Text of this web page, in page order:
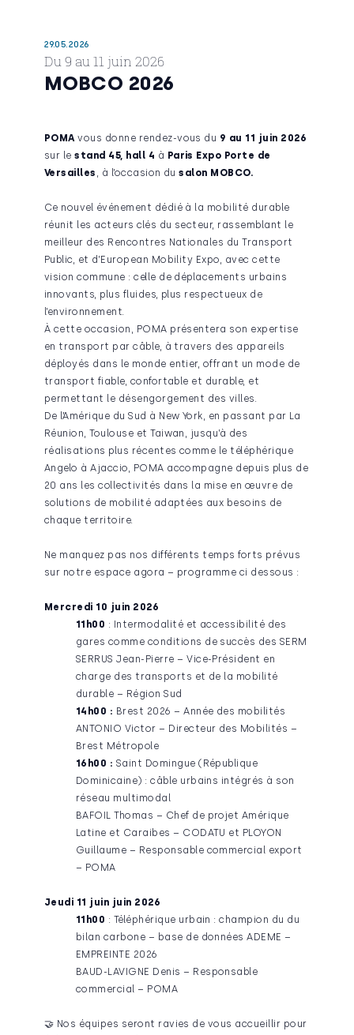
29.05.2026
Du 9 au 11 juin 2026
MOBCO 2026
POMAvous donne rendez-vous du 9 au 11 juin 2026
sur lestand 45, hall 4 à Paris Expo Porte de
Versailles , à l’occasion dusalon MOBCO.
Ce nouvel événement dédié à la mobilité durable
réunit les acteurs clés du secteur, rassemblant le
meilleur des Rencontres Nationales du Transport
Public, et d’European Mobility Expo, avec cette
vision commune : celle de déplacements urbains
innovants, plus fluides, plus respectueux de
l’environnement.
À cette occasion, POMA présentera son expertise
en transport par câble, à travers des appareils
déployés dans le monde entier, offrant un mode de
transport fiable, confortable et durable, et
permettant le désengorgement des villes.
De l’Amérique du Sud à New York, en passant par La
Réunion, Toulouse et Taiwan, jusqu’à des
réalisations plus récentes comme le téléphérique
Angelo à Ajaccio, POMA accompagne depuis plus de
20 ans les collectivités dans la mise en œuvre de
solutions de mobilité adaptées aux besoins de
chaque territoire.
Ne manquez pas nos différents temps forts prévus
sur notre espace agora – programme ci dessous :
Mercredi 10 juin 2026
11h00 : Intermodalité et accessibilité des
gares comme conditions de succès des SERM
SERRUS Jean-Pierre – Vice-Président en
charge des transports et de la mobilité
durable – Région Sud
14h00 : Brest 2026 – Année des mobilités
ANTONIO Victor – Directeur des Mobilités –
Brest Métropole
16h00 : Saint Domingue (République
Dominicaine) : câble urbains intégrés à son
réseau multimodal
BAFOIL Thomas – Chef de projet Amérique
Latine et Caraibes – CODATU et PLOYON
Guillaume – Responsable commercial export
– POMA
Jeudi 11 juin juin 2026
11h00 : Téléphérique urbain : champion du du
bilan carbone – base de données ADEME –
EMPREINTE 2026
BAUD-LAVIGNE Denis – Responsable
commercial – POMA
🤝 Nos équipes seront ravies de vous accueillir pour